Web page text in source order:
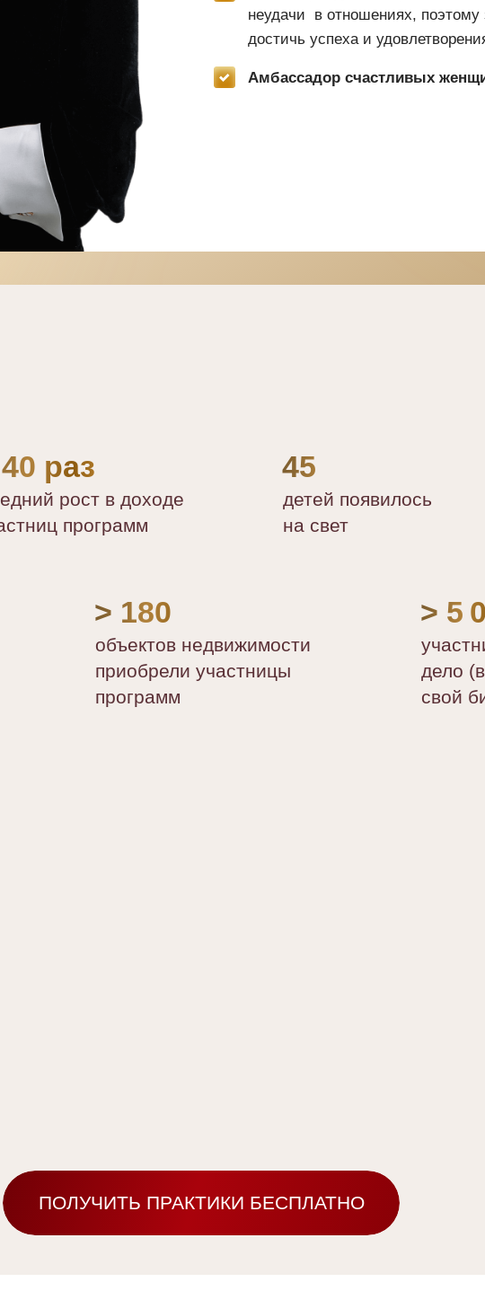
Амбассадор счастливых
неудачи в отношениях, поэтому
достичь успеха и
раз
рост в доходе
программ
> 5
дело
свой
> 180
объектов недвижимости
приобрели участницы
программ
45
детей появилось
на свет
ПОЛУЧИТЬ ПРАКТИКИ БЕСПЛАТНО